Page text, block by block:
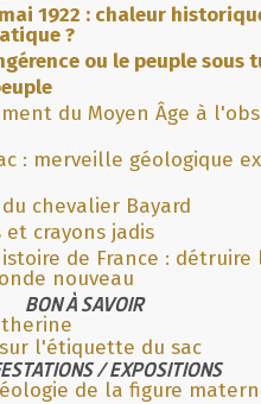
1922 : chaleur
?
ou le peuple sous
du Moyen Âge à
: merveille géologique
chevalier Bayard
et crayons jadis
de France : détruire
nouveau
BON À SAVOIR
l'étiquette du sac
/ EXPOSITIONS
de la figure